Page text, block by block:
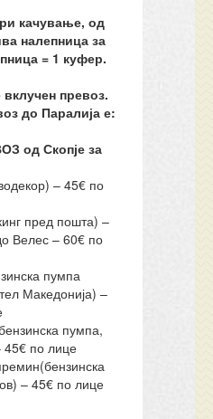
качување, од
налепница за
= 1 куфер.
превоз.
до Паралија е:
од Скопје за
– 45€ по
пред пошта) –
Велес – 60€ по
пумпа
Македонија) –
пумпа,
45€ по лице
– 45€ по лице